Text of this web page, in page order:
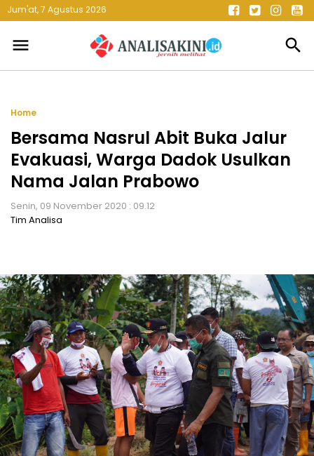
Jum'at, 7 Agustus 2026
menu search
Home
Bersama Nasrul Abit Buka Jalur
Evakuasi, Warga Dadok Usulkan
Nama Jalan Prabowo
Senin, 09 November 2020 : 09.12
Tim Analisa